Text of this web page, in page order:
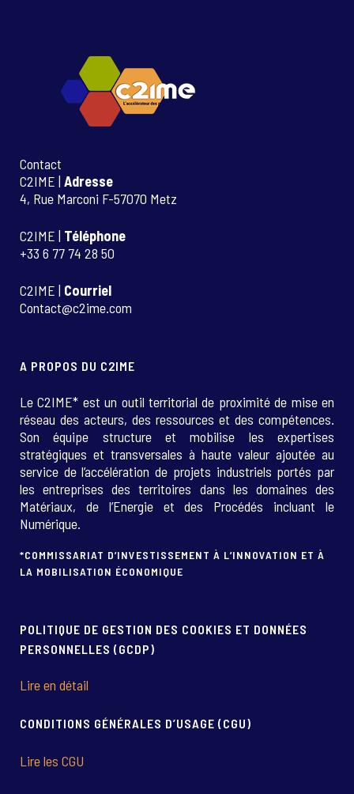
Contact
C2IME | Adresse
4, Rue Marconi F-57070 Metz
C2IME | Téléphone
+33 6 77 74 28 50
C2IME | Courriel
Contact@c2ime.com
A PROPOS DU C2IME
Le C2IME* est un outil territorial de proximité de mise en
réseau des acteurs, des ressources et des compétences.
Son équipe structure et mobilise les expertises
stratégiques et transversales à haute valeur ajoutée au
service de l’accélération de projets industriels portés par
les entreprises des territoires dans les domaines des
Matériaux, de l’Energie et des Procédés incluant le
Numérique.
*COMMISSARIAT D’INVESTISSEMENT À L’INNOVATION ET À
LA MOBILISATION ÉCONOMIQUE
POLITIQUE DE GESTION DES COOKIES ET DONNÉES
PERSONNELLES (GCDP)
Lire en détail
CONDITIONS GÉNÉRALES D’USAGE (CGU)
Lire les CGU